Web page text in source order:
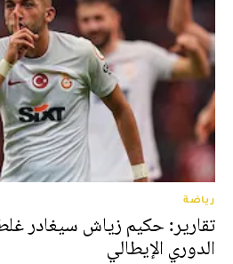
رياضة
تقارير: حكيم زياش سيغادر
الدوري الإيطالي